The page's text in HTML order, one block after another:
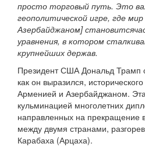
просто торговый путь. Это
геополитической игре, где
Азербайджаном]
уравнения, в котором
крупнейших держав.
Президент США Дональд Трамп
как он выразился,
Арменией и Азербайджаном.
кульминацией многолетних
направленных на прекращение
между двумя странами,
Карабаха (Арцаха).